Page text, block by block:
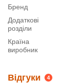
Бренд
Додаткові
розділи
Країна
виробник
Відгуки 4